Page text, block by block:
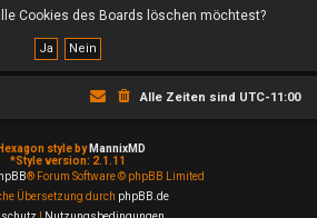
Cookies des Boards löschen möchtest?
Alle Zeiten sind UTC-11:00
style by MannixMD
*Style version: 2.1.11
® Forum Software © phpBB Limited
Übersetzung durch phpBB.de